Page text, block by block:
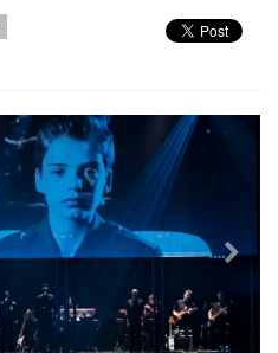
Next